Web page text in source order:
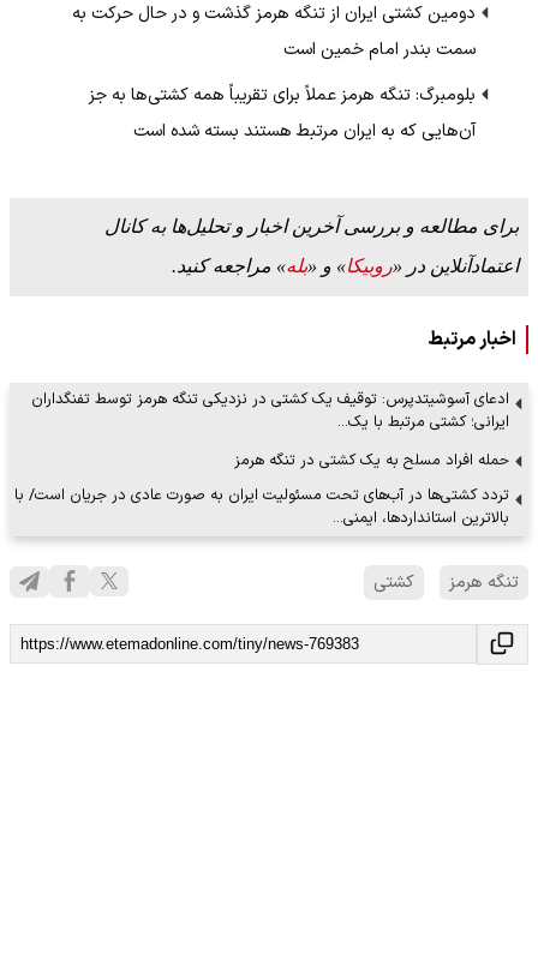
دومین کشتی ایران از تنگه هرمز گذشت و در حال حرکت به
سمت بندر امام خمین است
بلومبرگ: تنگه هرمز عملاً برای تقریباً همه کشتی‌ها به جز
آن‌هایی که به ایران مرتبط هستند بسته شده است
برای مطالعه و بررسی آخرین اخبار و تحلیل‌ها به کانال
اعتمادآنلاین در «روبیکا» و «بله» مراجعه کنید.
اخبار مرتبط
ادعای آسوشیتدپرس: توقیف یک کشتی در نزدیکی تنگه هرمز توسط تفنگداران
ایرانی؛ کشتی مرتبط با یک…
حمله افراد مسلح به یک کشتی در تنگه هرمز
تردد کشتی‌ها در آب‌های تحت مسئولیت ایران به صورت عادی در جریان است/ با
بالاترین استانداردها، ایمنی…
تنگه هرمز کشتی